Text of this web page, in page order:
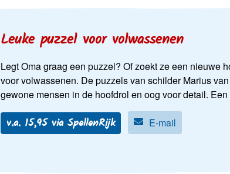
Leuke puzzel voor volwassenen
Legt Oma graag een puzzel? Of zoekt ze een nieuwe
voor volwassenen. De puzzels van schilder Marius
gewone mensen in de hoofdrol en oog voor detail.
v.a. 15,95 via SpellenRijk E-mail